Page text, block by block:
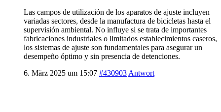
Las campos de utilización de los aparatos de ajuste incluyen
variadas sectores, desde la manufactura de bicicletas hasta el
supervisión ambiental. No influye si se trata de importantes
fabricaciones industriales o limitados establecimientos caseros,
los sistemas de ajuste son fundamentales para asegurar un
desempeño óptimo y sin presencia de detenciones.
6. März 2025 um 15:07 #430903 Antwort